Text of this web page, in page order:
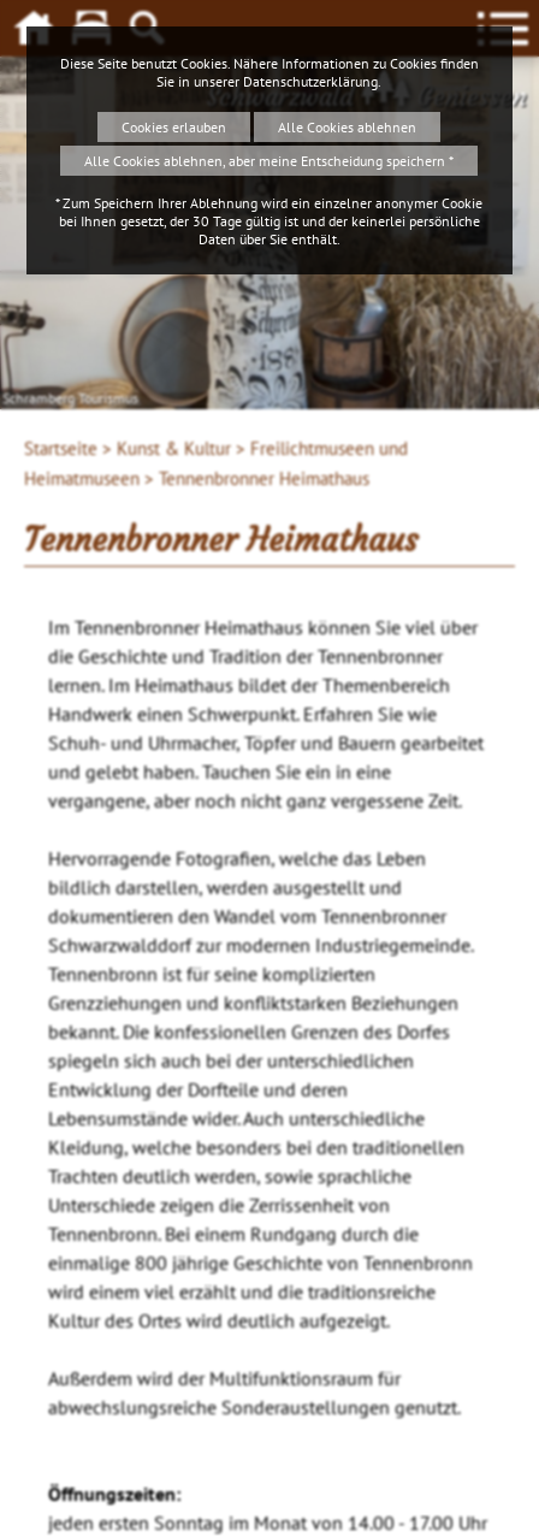
Schwarzwald Geniessen
Schramberg Tourismus
Startseite > Kunst & Kultur > Freilichtmuseen und
Heimatmuseen > Tennenbronner Heimathaus
Tennenbronner Heimathaus
Im Tennenbronner Heimathaus können Sie viel über
die Geschichte und Tradition der Tennenbronner
lernen. Im Heimathaus bildet der Themenbereich
Handwerk einen Schwerpunkt. Erfahren Sie wie
Schuh- und Uhrmacher, Töpfer und Bauern gearbeitet
und gelebt haben. Tauchen Sie ein in eine
vergangene, aber noch nicht ganz vergessene Zeit.
Hervorragende Fotografien, welche das Leben
bildlich darstellen, werden ausgestellt und
dokumentieren den Wandel vom Tennenbronner
Schwarzwalddorf zur modernen Industriegemeinde.
Tennenbronn ist für seine komplizierten
Grenzziehungen und konfliktstarken Beziehungen
bekannt. Die konfessionellen Grenzen des Dorfes
spiegeln sich auch bei der unterschiedlichen
Entwicklung der Dorfteile und deren
Lebensumstände wider. Auch unterschiedliche
Kleidung, welche besonders bei den traditionellen
Trachten deutlich werden, sowie sprachliche
Unterschiede zeigen die Zerrissenheit von
Tennenbronn. Bei einem Rundgang durch die
einmalige 800 jährige Geschichte von Tennenbronn
wird einem viel erzählt und die traditionsreiche
Kultur des Ortes wird deutlich aufgezeigt.
Außerdem wird der Multifunktionsraum für
abwechslungsreiche Sonderaustellungen genutzt.
Öffnungszeiten:
jeden ersten Sonntag im Monat von 14.00 - 17.00 Uhr
Diese Seite benutzt Cookies. Nähere Informationen zu Cookies finden
Sie in unserer Datenschutzerklärung.
Cookies erlauben
Alle Cookies ablehnen
Alle Cookies ablehnen, aber meine Entscheidung speichern *
* Zum Speichern Ihrer Ablehnung wird ein einzelner anonymer Cookie
bei Ihnen gesetzt, der 30 Tage gültig ist und der keinerlei persönliche
Daten über Sie enthält.